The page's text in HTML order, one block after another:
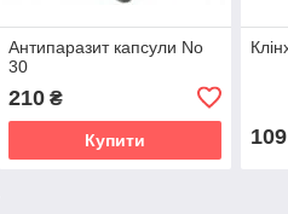
Антипаразит капсули No
30
210₴
Купити 109